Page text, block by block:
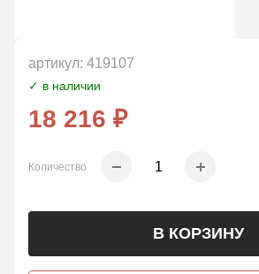
артикул: 419107
✓ в наличии
18 216 ₽
Количество
В КОРЗИНУ